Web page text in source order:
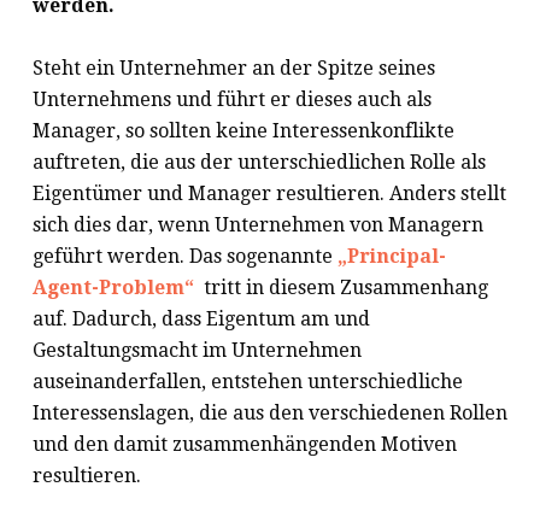
werden.
Steht ein Unternehmer an der Spitze seines
Unternehmens und führt er dieses auch als
Manager, so sollten keine Interessenkonflikte
auftreten, die aus der unterschiedlichen Rolle als
Eigentümer und Manager resultieren. Anders stellt
sich dies dar, wenn Unternehmen von Managern
geführt werden. Das sogenannte „Principal-
Agent-Problem“ tritt in diesem Zusammenhang
auf. Dadurch, dass Eigentum am und
Gestaltungsmacht im Unternehmen
auseinanderfallen, entstehen unterschiedliche
Interessenslagen, die aus den verschiedenen Rollen
und den damit zusammenhängenden Motiven
resultieren.